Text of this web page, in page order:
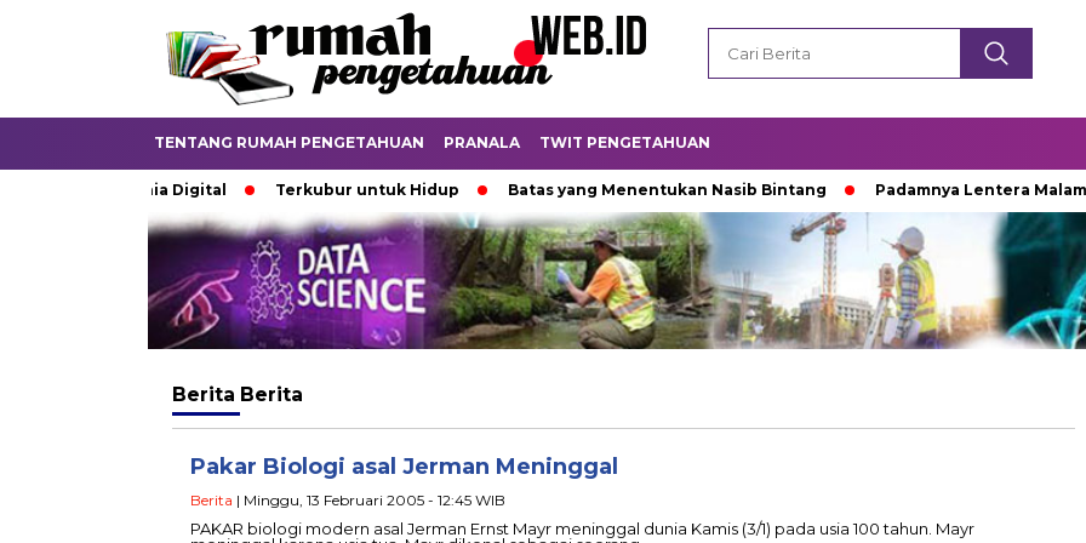
TENTANG RUMAH PENGETAHUAN PRANALA TWIT PENGETAHUAN
di Dunia Digital Terkubur untuk Hidup Batas yang Menentukan Nasib Bintang Padamnya Lentera Malam
Berita Berita
Pakar Biologi asal Jerman Meninggal
Berita | Minggu, 13 Februari 2005 - 12:45 WIB
PAKAR biologi modern asal Jerman Ernst Mayr meninggal dunia Kamis (3/1) pada usia 100 tahun. Mayr